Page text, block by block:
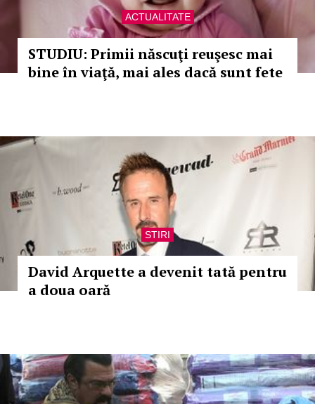
ACTUALITATE
STUDIU: Primii născuţi reuşesc mai
bine în viaţă, mai ales dacă sunt fete
STIRI
David Arquette a devenit tată pentru
a doua oară